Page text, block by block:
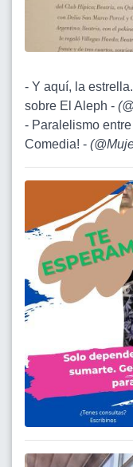
- Y aquí, la
sobre El Aleph - (
- Paralelismo
Comedia! - (